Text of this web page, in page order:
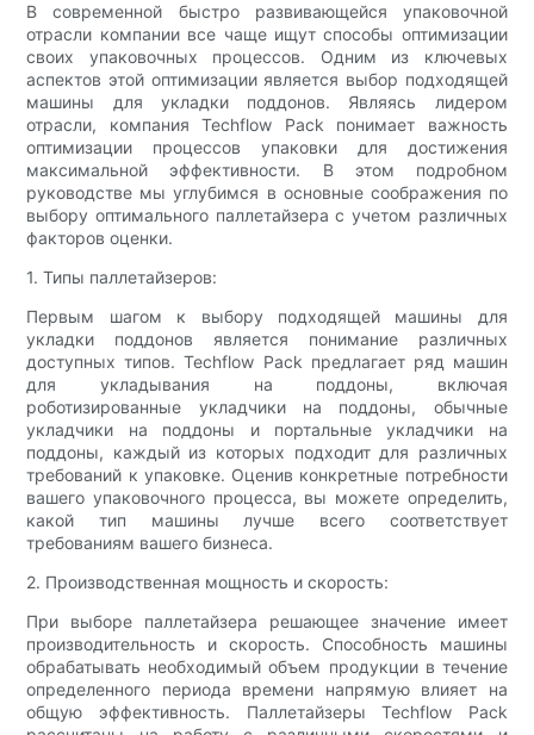
В современной быстро развивающейся упаковочной
отрасли компании все чаще ищут способы оптимизации
своих упаковочных процессов. Одним из ключевых
аспектов этой оптимизации является выбор подходящей
машины для укладки поддонов. Являясь лидером
отрасли, компания Techflow Pack понимает важность
оптимизации процессов упаковки для достижения
максимальной эффективности. В этом подробном
руководстве мы углубимся в основные соображения по
выбору оптимального паллетайзера с учетом различных
факторов оценки.
1. Типы паллетайзеров:
Первым шагом к выбору подходящей машины для
укладки поддонов является понимание различных
доступных типов. Techflow Pack предлагает ряд машин
для укладывания на поддоны, включая
роботизированные укладчики на поддоны, обычные
укладчики на поддоны и портальные укладчики на
поддоны, каждый из которых подходит для различных
требований к упаковке. Оценив конкретные потребности
вашего упаковочного процесса, вы можете определить,
какой тип машины лучше всего соответствует
требованиям вашего бизнеса.
2. Производственная мощность и скорость:
При выборе паллетайзера решающее значение имеет
производительность и скорость. Способность машины
обрабатывать необходимый объем продукции в течение
определенного периода времени напрямую влияет на
общую эффективность. Паллетайзеры Techflow Pack